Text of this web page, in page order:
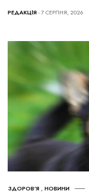
РЕДАКЦІЯ- 7 СЕРПНЯ, 2026
ЗДОРОВ'Я , НОВИНИ